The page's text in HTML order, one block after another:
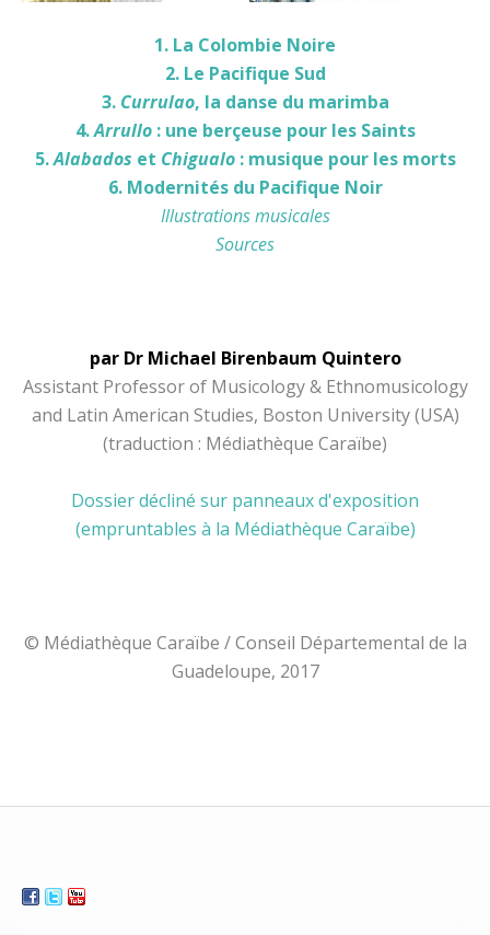
1. La Colombie Noire
2. Le Pacifique Sud
3. Currulao, la danse du marimba
4.Arrullo: une berçeuse pour les Saints
5.Alabados et Chigualo : musique pour les morts
6. Modernités du Pacifique Noir
Illustrations musicales
Sources
par Dr Michael Birenbaum Quintero
Assistant Professor of Musicology & Ethnomusicology
and Latin American Studies, Boston University (USA)
(traduction : Médiathèque Caraïbe)
Dossier décliné sur panneaux d'exposition
(empruntables à la Médiathèque Caraïbe)
© Médiathèque Caraïbe / Conseil Départemental de la
Guadeloupe, 2017